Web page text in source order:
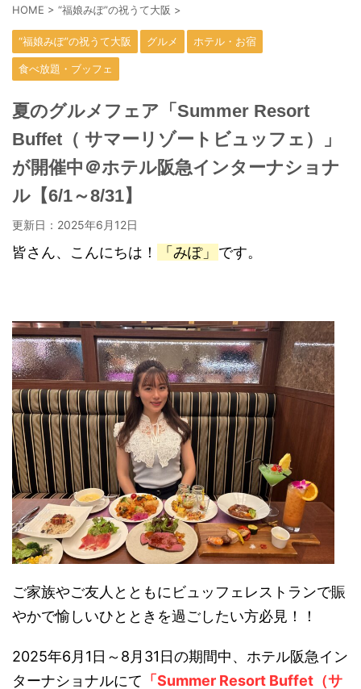
HOME > “福娘みぽ”の祝うて大阪 >
“福娘みぽ”の祝うて大阪 グルメ ホテル・お宿
食べ放題・ブッフェ
夏のグルメフェア「Summer Resort
Buffet（ サマーリゾートビュッフェ）」
が開催中＠ホテル阪急インターナショナ
ル【6/1～8/31】
更新日： 2025年6月12日
皆さん、こんにちは！ 「みぽ」 です。
ご家族やご友人とともにビュッフェレストランで賑
やかで愉しいひとときを過ごしたい方必見！！
2025年6月1日～8月31日の期間中、ホテル阪急イン
ターナショナルにて 「Summer Resort Buffet（サ